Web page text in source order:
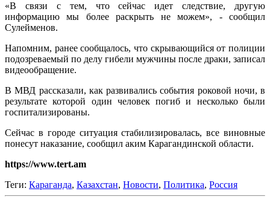
«В связи с тем, что сейчас идет следствие, другую
информацию мы более раскрыть не можем», - сообщил
Сулейменов.
Напомним, ранее сообщалось, что скрывающийся от полиции
подозреваемый по делу гибели мужчины после драки, записал
видеообращение.
В МВД рассказали, как развивались события роковой ночи, в
результате которой один человек погиб и несколько были
госпитализированы.
Сейчас в городе ситуация стабилизировалась, все виновные
понесут наказание, сообщил аким Карагандинской области.
https://www.tert.am
Теги: Караганда, Казахстан, Новости, Политика, Россия